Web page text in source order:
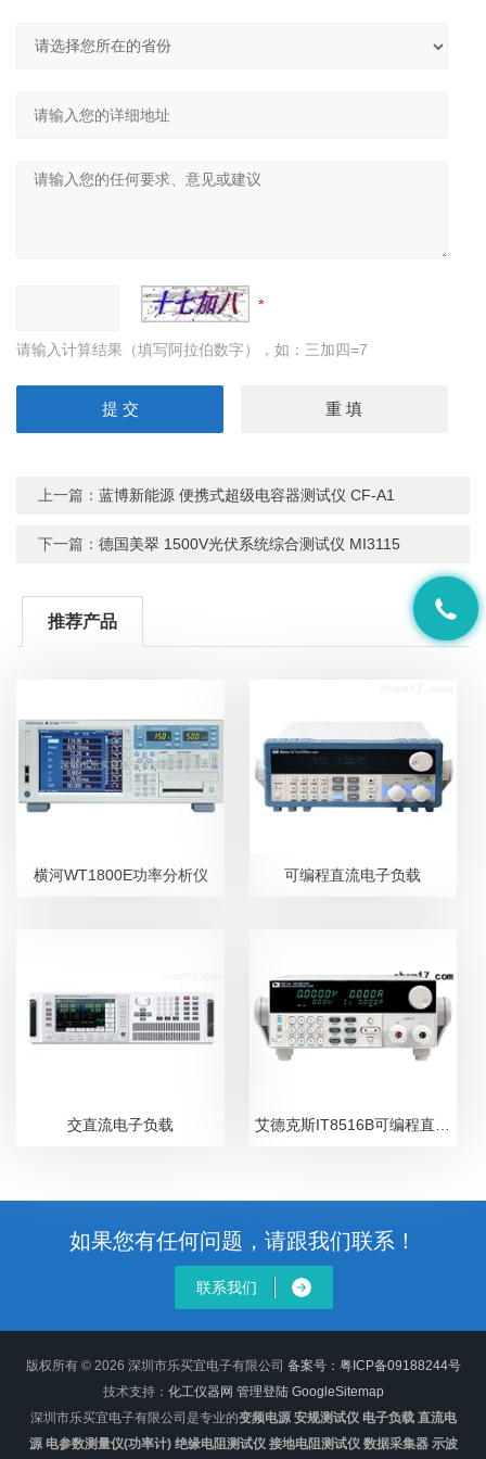
请输入计算结果（填写阿拉伯数字），如：三加四=7
上一篇：蓝博新能源 便携式超级电容器测试仪 CF-A1
下一篇：德国美翠 1500V光伏系统综合测试仪 MI3115
推荐产品
横河WT1800E功率分析仪 可编程直流电子负载
交直流电子负载
如果您有任何问题，请跟我们联系！
联系我们
版权所有 © 2026 深圳市乐买宜电子有限公司 备案号：粤ICP备09188244号
技术支持： 化工仪器网 管理登陆 GoogleSitemap
深圳市乐买宜电子有限公司是专业的变频电源 安规测试仪 电子负载 直流电
源 电参数测量仪(功率计) 绝缘电阻测试仪 接地电阻测试仪 数据采集器 示波